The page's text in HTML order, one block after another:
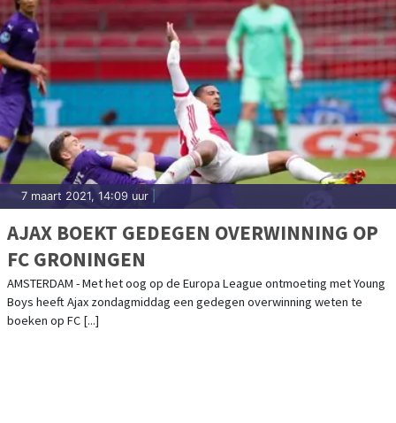
7 maart 2021, 14:09 uur
AJAX BOEKT GEDEGEN OVERWINNING OP
FC GRONINGEN
AMSTERDAM - Met het oog op de Europa League ontmoeting met Young
Boys heeft Ajax zondagmiddag een gedegen overwinning weten te
boeken op FC [...]